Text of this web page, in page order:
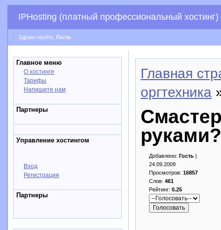
IPHosting (платный профессиональный хостинг)
Здравствуйте, Гость
Главное меню
О хостинге
Тарифы
Напишите нам
Партнеры
Управление хостингом
Вход
Регистрация
Партнеры
Главная
оргтехника
руками?
Добавлено: Гость |
24.09.2009
Просмотров: 16857
Слов: 461
Рейтинг: 0.25